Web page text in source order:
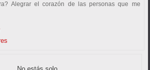
Alegrar el corazón de las personas que me